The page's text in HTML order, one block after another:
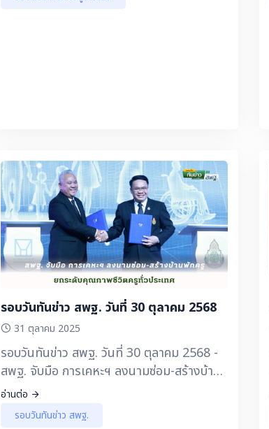
รอบวันทันข่าว สพฐ. วันที่ 30 ตุลาคม 2568
31 ตุลาคม 2025
รอบวันทันข่าว สพฐ. วันที่ 30 ตุลาคม 2568 -
สพฐ. จับมือ การเคหะฯ ลงนามซ่อม-สร้างบ้าน
พักครู ยกระดับคุณภาพชีวิตครูทั่วประเทศ
อ่านต่อ
รอบวันทันข่าว สพฐ.